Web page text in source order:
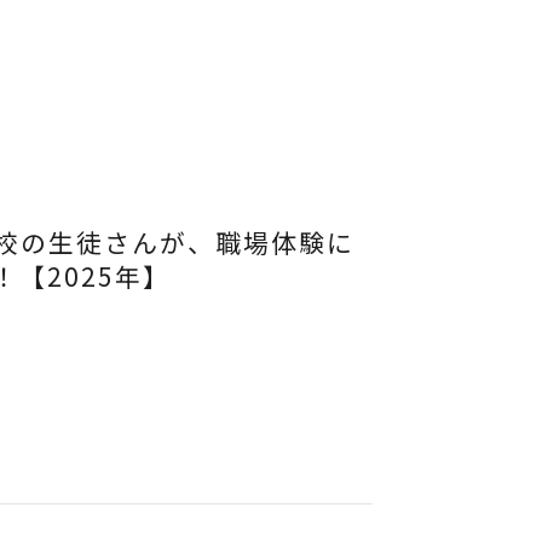
の生徒さんが、職場体験に
【2025年】